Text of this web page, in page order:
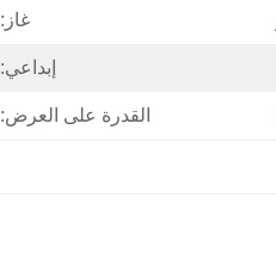
غاز:
إبداعي:
القدرة على العرض: